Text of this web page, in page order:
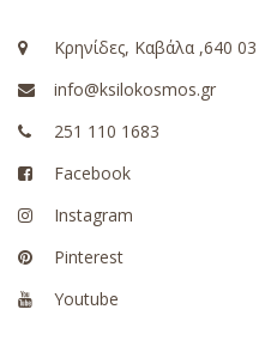
Κρηνίδες, Καβάλα ,640 03
info@ksilokosmos.gr
251 110 1683
Facebook
Instagram
Pinterest
Youtube